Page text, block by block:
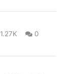
1.27K 0